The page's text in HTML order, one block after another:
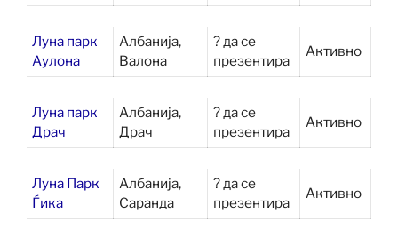
Луна парк
Аулона
Албанија,
Валона
? да се
презентира
Активно
Луна парк
Драч
Албанија,
Драч
? да се
презентира
Активно
Луна Парк
Ѓика
Албанија,
Саранда
? да се
презентира
Активно